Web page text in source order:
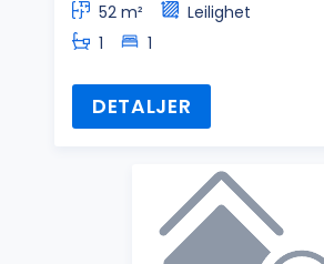
52 m²
Leilighet
1
1
DETALJER